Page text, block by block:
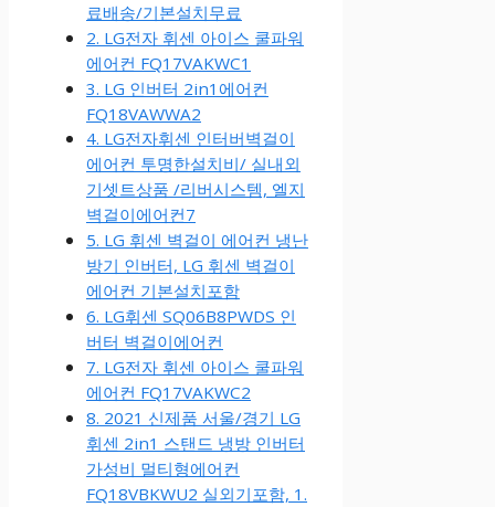
료배송/기본설치무료
2. LG전자 휘센 아이스 쿨파워
에어컨 FQ17VAKWC1
3. LG 인버터 2in1에어컨
FQ18VAWWA2
4. LG전자휘센 인터버벽걸이
에어컨 투명한설치비/ 실내외
기셋트상품 /리버시스템, 엘지
벽걸이에어컨7
5. LG 휘센 벽걸이 에어컨 냉난
방기 인버터, LG 휘센 벽걸이
에어컨 기본설치포함
6. LG휘센 SQ06B8PWDS 인
버터 벽걸이에어컨
7. LG전자 휘센 아이스 쿨파워
에어컨 FQ17VAKWC2
8. 2021 신제품 서울/경기 LG
휘센 2in1 스탠드 냉방 인버터
가성비 멀티형에어컨
FQ18VBKWU2 실외기포함, 1.